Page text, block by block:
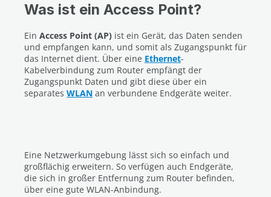
Was ist ein Access Point?
Ein Access Point (AP) ist ein Gerät, das Daten senden
und empfangen kann, und somit als Zugangspunkt für
das Internet dient. Über eine Ethernet-
Kabelverbindung zum Router empfängt der
Zugangspunkt Daten und gibt diese über ein
separates WLAN an verbundene Endgeräte weiter.
Eine Netzwerkumgebung lässt sich so einfach und
großflächig erweitern. So verfügen auch Endgeräte,
die sich in großer Entfernung zum Router befinden,
über eine gute WLAN-Anbindung.